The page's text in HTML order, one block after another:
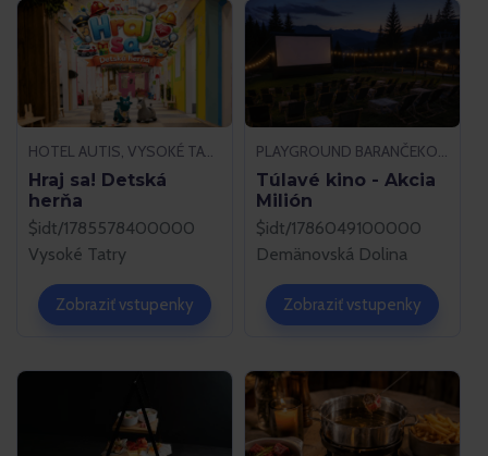
HOTEL AUTIS, VYSOKÉ TATRY
Hraj sa! Detská
herňa
$idt/1785578400000
Vysoké Tatry
Zobraziť vstupenky
PLAYGROUND BARANČEKOVO, DEMÄNOVSKÁ DOLINA
Túlavé kino - Akcia
Milión
$idt/1786049100000
Demänovská Dolina
Zobraziť vstupenky